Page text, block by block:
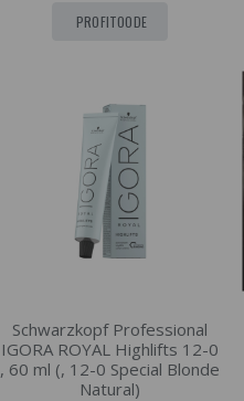
PROFITOODE
Schwarzkopf Professional
IGORA ROYAL Highlifts 12-0
, 60 ml (, 12-0 Special Blonde
Natural)